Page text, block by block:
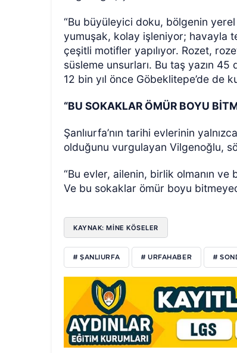
“Bu büyüleyici doku, bölgenin yerel
yumuşak, kolay işleniyor; havayla
çeşitli motifler yapılıyor. Rozet,
süsleme unsurları. Bu taş yazın 45
12 bin yıl önce Göbeklitepe’de de
“BU SOKAKLAR ÖMÜR BOYU
Şanlıurfa’nın tarihi evlerinin
olduğunu vurgulayan Vilgenoğlu,
“Bu evler, ailenin, birlik olmanın
Ve bu sokaklar ömür boyu
KAYNAK: MİNE KÖSELER
# ŞANLIURFA # URFAHABER #